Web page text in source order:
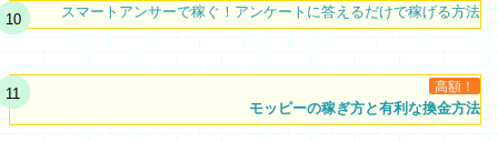
スマートアンサーで稼ぐ！アンケートに答えるだけで稼げる方法
高額！
モッピーの稼ぎ方と有利な換金方法